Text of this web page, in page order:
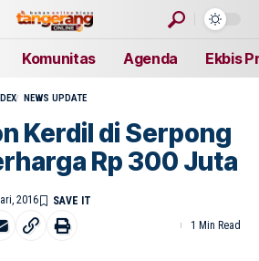
Komunitas Agenda Ekbis
NEWS UPDATE
Kerdil di Serpong
Rp 300 Juta
2016
1 Min Read